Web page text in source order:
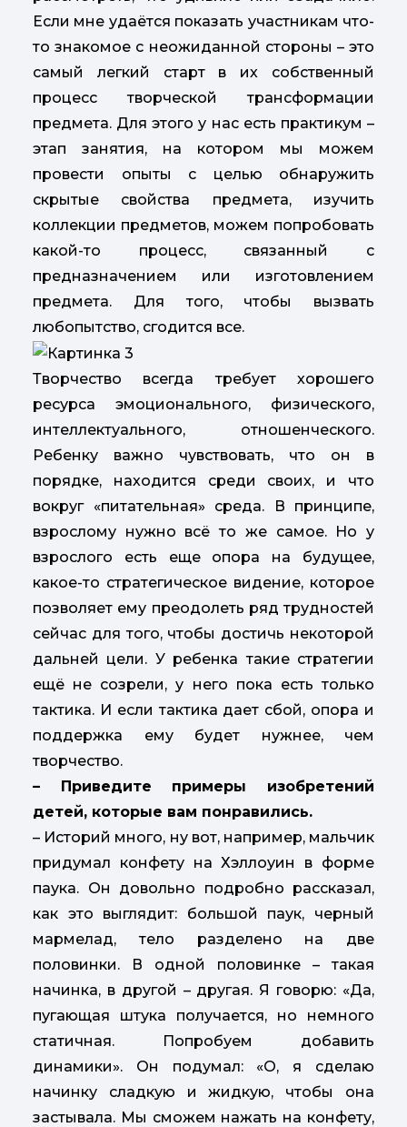
Если мне удаётся показать участникам что-
то знакомое с неожиданной стороны – это
самый легкий старт в их собственный
процесс творческой трансформации
предмета. Для этого у нас есть практикум –
этап занятия, на котором мы можем
провести опыты с целью обнаружить
скрытые свойства предмета, изучить
коллекции предметов, можем попробовать
какой-то процесс, связанный с
предназначением или изготовлением
предмета. Для того, чтобы вызвать
любопытство, сгодится все.
Творчество всегда требует хорошего
ресурса эмоционального, физического,
интеллектуального, отношенческого.
Ребенку важно чувствовать, что он в
порядке, находится среди своих, и что
вокруг «питательная» среда. В принципе,
взрослому нужно всё то же самое. Но у
взрослого есть еще опора на будущее,
какое-то стратегическое видение, которое
позволяет ему преодолеть ряд трудностей
сейчас для того, чтобы достичь некоторой
дальней цели. У ребенка такие стратегии
ещё не созрели, у него пока есть только
тактика. И если тактика дает сбой, опора и
поддержка ему будет нужнее, чем
творчество.
– Приведите примеры изобретений
детей, которые вам понравились.
– Историй много, ну вот, например, мальчик
придумал конфету на Хэллоуин в форме
паука. Он довольно подробно рассказал,
как это выглядит: большой паук, черный
мармелад, тело разделено на две
половинки. В одной половинке – такая
начинка, в другой – другая. Я говорю: «Да,
пугающая штука получается, но немного
статичная. Попробуем добавить
динамики». Он подумал: «О, я сделаю
начинку сладкую и жидкую, чтобы она
застывала. Мы сможем нажать на конфету,